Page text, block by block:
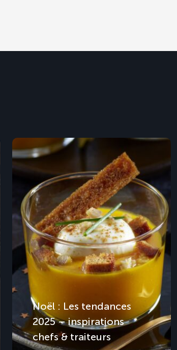
Noël : Les tendances
2025 – inspirations
chefs & traiteurs